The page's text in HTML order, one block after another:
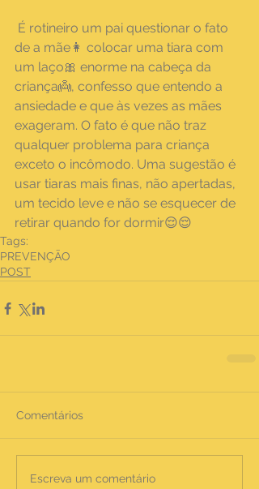
de a mãe👩 colocar uma tiara com
um laço🎀 enorme na cabeça da
criança👼, confesso que entendo a
ansiedade e que às vezes as mães
exageram. O fato é que não traz
qualquer problema para criança
exceto o incômodo. Uma sugestão é
usar tiaras mais finas, não apertadas,
um tecido leve e não se esquecer de
retirar quando for dormir😌😌
Tags:
PREVENÇÃO
POST
Comentários
Escreva um comentário